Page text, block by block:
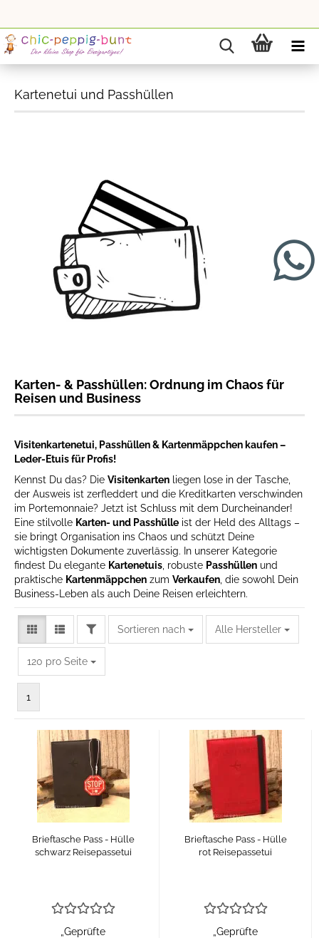
Kartenetui und Passhüllen
Karten- & Passhüllen: Ordnung im Chaos für
Reisen und Business
Visitenkartenetui, Passhüllen & Kartenmäppchen kaufen –
Leder-Etuis für Profis!
Kennst Du das? Die Visitenkarten liegen lose in der Tasche,
der Ausweis ist zerfleddert und die Kreditkarten verschwinden
im Portemonnaie? Jetzt ist Schluss mit dem Durcheinander!
Eine stilvolle Karten- und Passhülle ist der Held des Alltags –
sie bringt Organisation ins Chaos und schützt Deine
wichtigsten Dokumente zuverlässig. In unserer Kategorie
findest Du elegante Kartenetuis , robuste Passhüllen und
praktische Kartenmäppchen zum Verkaufen , die sowohl Dein
Business-Leben als auch Deine Reisen erleichtern.
FILTERSortieren nach
Sortieren nach Alle Hersteller
120 pro Seite
pro Seite
1
Brieftasche Pass - Hülle
schwarz Reisepassetui
„Geprüfte
Brieftasche Pass - Hülle
rot Reisepassetui
„Geprüfte